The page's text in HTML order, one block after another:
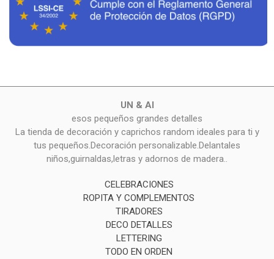
UN & AI
esos pequeños grandes detalles
La tienda de decoración y caprichos random ideales para ti y
tus pequeños.Decoración personalizable.Delantales
niños,guirnaldas,letras y adornos de madera..
CELEBRACIONES
ROPITA Y COMPLEMENTOS
TIRADORES
DECO DETALLES
LETTERING
TODO EN ORDEN